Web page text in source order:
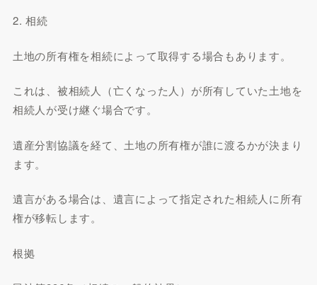
2. 相続
土地の所有権を相続によって取得する場合もあります。
これは、被相続人（亡くなった人）が所有していた土地を
相続人が受け継ぐ場合です。
遺産分割協議を経て、土地の所有権が誰に渡るかが決まり
ます。
遺言がある場合は、遺言によって指定された相続人に所有
権が移転します。
根拠